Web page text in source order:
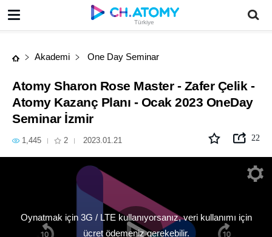
Türkiye
Akademi One Day Seminar
Atomy Sharon Rose Master - Zafer Çelik -
Atomy Kazanç Planı - Ocak 2023 OneDay
Seminar İzmir
1,445 2 2023.01.21 22
Oynatmak için 3G / LTE kullanıyorsanız, veri kullanımı için
ücret ödemeniz gerekebilir.